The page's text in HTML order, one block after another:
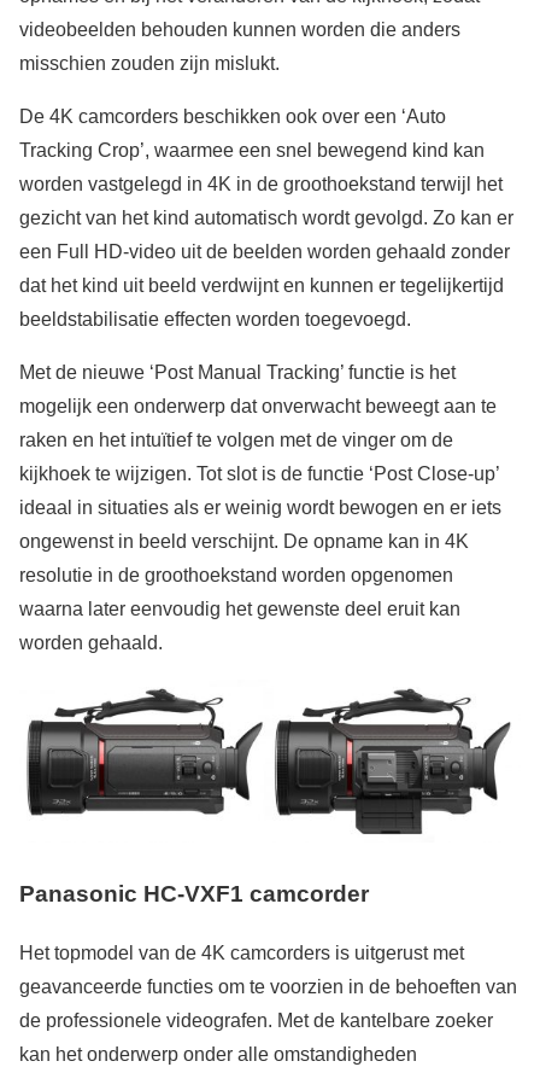
videobeelden behouden kunnen worden die anders
misschien zouden zijn mislukt.
De 4K camcorders beschikken ook over een ‘Auto
Tracking Crop’, waarmee een snel bewegend kind kan
worden vastgelegd in 4K in de groothoekstand terwijl het
gezicht van het kind automatisch wordt gevolgd. Zo kan er
een Full HD-video uit de beelden worden gehaald zonder
dat het kind uit beeld verdwijnt en kunnen er tegelijkertijd
beeldstabilisatie effecten worden toegevoegd.
Met de nieuwe ‘Post Manual Tracking’ functie is het
mogelijk een onderwerp dat onverwacht beweegt aan te
raken en het intuïtief te volgen met de vinger om de
kijkhoek te wijzigen. Tot slot is de functie ‘Post Close-up’
ideaal in situaties als er weinig wordt bewogen en er iets
ongewenst in beeld verschijnt. De opname kan in 4K
resolutie in de groothoekstand worden opgenomen
waarna later eenvoudig het gewenste deel eruit kan
worden gehaald.
Panasonic HC-VXF1 camcorder
Het topmodel van de 4K camcorders is uitgerust met
geavanceerde functies om te voorzien in de behoeften van
de professionele videografen. Met de kantelbare zoeker
kan het onderwerp onder alle omstandigheden